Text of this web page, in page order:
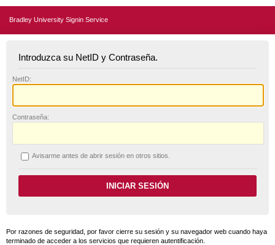
Bradley University Signin Service
Introduzca su NetID y Contraseña.
NetID:
Contraseña:
Avisarme antes de abrir sesión en otros sitios.
Por razones de seguridad, por favor cierre su sesión y su navegador web cuando haya
terminado de acceder a los servicios que requieren autentificación.